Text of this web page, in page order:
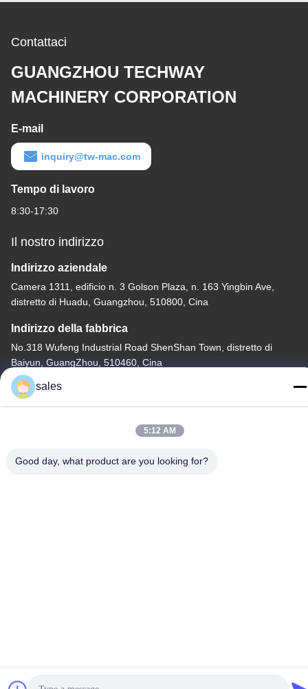
Contattaci
GUANGZHOU TECHWAY
MACHINERY CORPORATION
E-mail
inquiry@tw-mac.com
Tempo di lavoro
8:30-17:30
Il nostro indirizzo
Indirizzo aziendale
Camera 1311, edificio n. 3 Golson Plaza, n. 163 Yingbin Ave,
distretto di Huadu, Guangzhou, 510800, Cina
Indirizzo della fabbrica
No.318 Wufeng Industrial Road ShenShan Town, distretto di
Baiyun, GuangZhou, 510460, Cina
tel
86-20-36969420
sales
5:12 AM
Good day, what product are you looking for?